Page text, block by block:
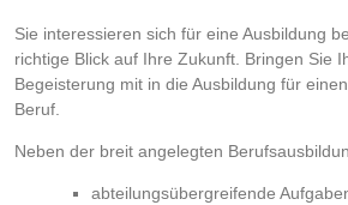
Sie interessieren sich für eine Ausbildung
richtige Blick auf Ihre Zukunft. Bringen Sie
Begeisterung mit in die Ausbildung für
Beruf.
Neben der breit angelegten
abteilungsübergreifende